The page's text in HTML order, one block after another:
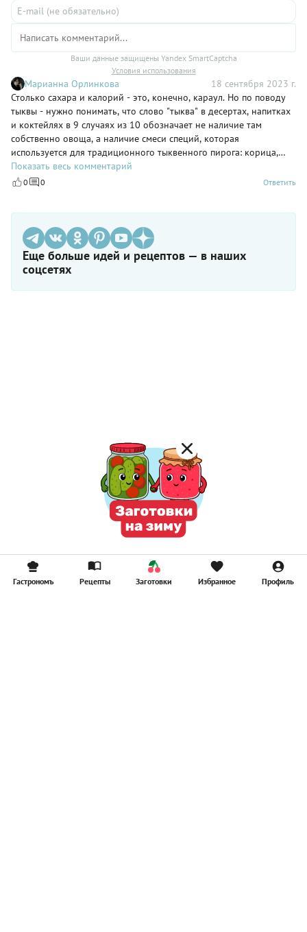
Ваши данные защищены Yandex SmartCaptcha
Условия использования
Марианна Орлинкова
18 сентября 2023 г.
Столько сахара и калорий - это, конечно, караул. Но по поводу
тыквы - нужно понимать, что слово "тыква" в десертах, напитках
и коктейлях в 9 случаях из 10 обозначает не наличие там
собственно овоща, а наличие смеси специй, которая
используется для традиционного тыквенного пирога: корица,
имбирь, гвоздика, мускатный орех
Показать весь комментарий
0 0 Ответить
Еще больше идей и рецептов — в наших
соцсетях
Гастрономъ Рецепты Заготовки Избранное Профиль